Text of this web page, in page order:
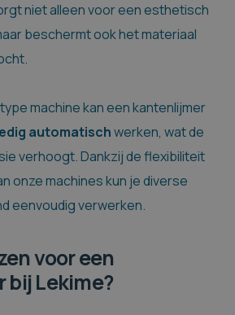
niet alleen voor een esthetisch
beschermt ook het materiaal
machine kan een kantenlijmer
automatischwerken, wat de
verhoogt. Dankzij de flexibiliteit
onze machines kun je diverse
eenvoudig verwerken.
voor een
Lekime?